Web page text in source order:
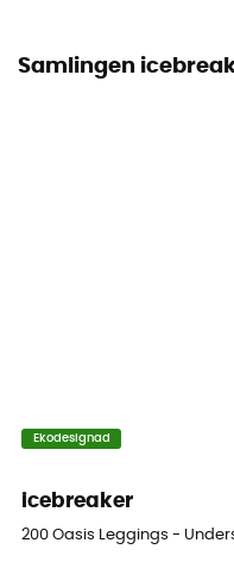
Samlingen
Ekodesignad
icebreaker
200 Oasis Leggings -